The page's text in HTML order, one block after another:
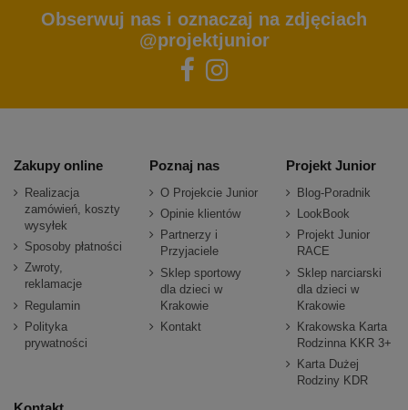
Obserwuj nas i oznaczaj na zdjęciach
@projektjunior
Zakupy online
Realizacja
zamówień, koszty
wysyłek
Sposoby płatności
Zwroty,
reklamacje
Regulamin
Polityka
prywatności
Poznaj nas
O Projekcie Junior
Opinie klientów
Partnerzy i
Przyjaciele
Sklep sportowy
dla dzieci w
Krakowie
Kontakt
Projekt Junior
Blog-Poradnik
LookBook
Projekt Junior
RACE
Sklep narciarski
dla dzieci w
Krakowie
Krakowska Karta
Rodzinna KKR 3+
Karta Dużej
Rodziny KDR